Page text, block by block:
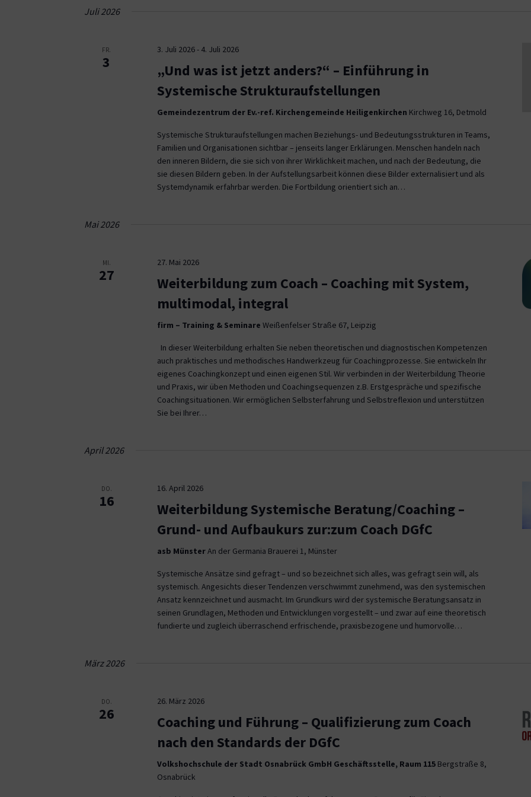
Navigation
Juli 2026
FR.
3
3. Juli 2026- 4. Juli 2026
„Und was ist jetzt anders?“ – Einführung in
Systemische Strukturaufstellungen
Gemeindezentrum der Ev.-ref. Kirchengemeinde Heiligenkirchen Kirchweg 16, Detmold
Systemische Strukturaufstellungen machen Beziehungs- und Bedeutungsstrukturen in Teams,
Familien und Organisationen sichtbar – jenseits langer Erklärungen. Menschen handeln nach
den inneren Bildern, die sie sich von ihrer Wirklichkeit machen, und nach der Bedeutung, die
sie diesen Bildern geben. In der Aufstellungsarbeit können diese Bilder externalisiert und als
Systemdynamik erfahrbar werden. Die Fortbildung orientiert sich an…
Mai 2026
MI.
27
27. Mai 2026
Weiterbildung zum Coach – Coaching mit System,
multimodal, integral
firm – Training & Seminare Weißenfelser Straße 67, Leipzig
In dieser Weiterbildung erhalten Sie neben theoretischen und diagnostischen Kompetenzen
auch praktisches und methodisches Handwerkzeug für Coachingprozesse. Sie entwickeln Ihr
eigenes Coachingkonzept und einen eigenen Stil. Wir verbinden in der Weiterbildung Theorie
und Praxis, wir üben Methoden und Coachingsequenzen z.B. Erstgespräche und spezifische
Coachingsituationen. Wir ermöglichen Selbsterfahrung und Selbstreflexion und unterstützen
Sie bei Ihrer…
April 2026
DO.
16
16. April 2026
Weiterbildung Systemische Beratung/Coaching –
Grund- und Aufbaukurs zur:zum Coach DGfC
asb MünsterAn der Germania Brauerei 1, Münster
Systemische Ansätze sind gefragt – und so bezeichnet sich alles, was gefragt sein will, als
systemisch. Angesichts dieser Tendenzen verschwimmt zunehmend, was den systemischen
Ansatz kennzeichnet und ausmacht. Im Grundkurs wird der systemische Beratungsansatz in
seinen Grundlagen, Methoden und Entwicklungen vorgestellt – und zwar auf eine theoretisch
fundierte und zugleich überraschend erfrischende, praxisbezogene und humorvolle…
März 2026
DO.
26
26. März 2026
Coaching und Führung – Qualifizierung zum Coach
nach den Standards der DGfC
Volkshochschule der Stadt Osnabrück GmbH Geschäftsstelle, Raum 115 Bergstraße 8,
Osnabrück